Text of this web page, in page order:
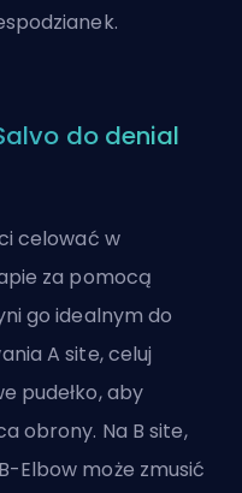
do denial
celować w
za pomocą
go idealnym do
A site, celuj
pudełko, aby
obrony. Na B site,
Elbow może zmusić